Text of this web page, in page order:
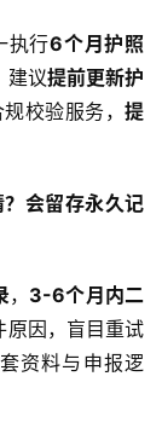
执行6个月护照
建议提前更新护
规校验服务，提
会留存永久记
， 3-6个月内二
原因，盲目重试
资料与申报逻